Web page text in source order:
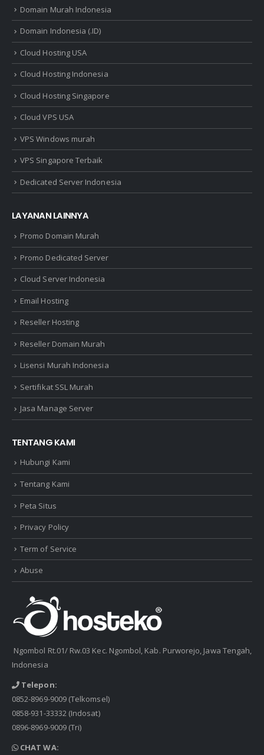
Domain Murah Indonesia
Domain Indonesia (.ID)
Cloud Hosting USA
Cloud Hosting Indonesia
Cloud Hosting Singapore
Cloud VPS USA
VPS Windows murah
VPS Singapore Terbaik
Dedicated Server Indonesia
LAYANAN LAINNYA
Promo Domain Murah
Promo Dedicated Server
Cloud Server Indonesia
Email Hosting
Reseller Hosting
Reseller Domain Murah
Lisensi Murah Indonesia
Sertifikat SSL Murah
Jasa Manage Server
TENTANG KAMI
Hubungi Kami
Tentang Kami
Peta Situs
Privacy Policy
Term of Service
Abuse
Ngombol Rt.01/ Rw.03 Kec. Ngombol, Kab. Purworejo, Jawa Tengah,
Indonesia
Telepon:
0852-8969-9009(Telkomsel)
0858-931-33332(Indosat)
0896-8969-9009(Tri)
CHAT WA: